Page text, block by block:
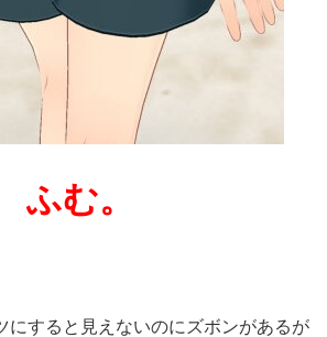
ふむ。
にすると見えないのにズボンがあるが